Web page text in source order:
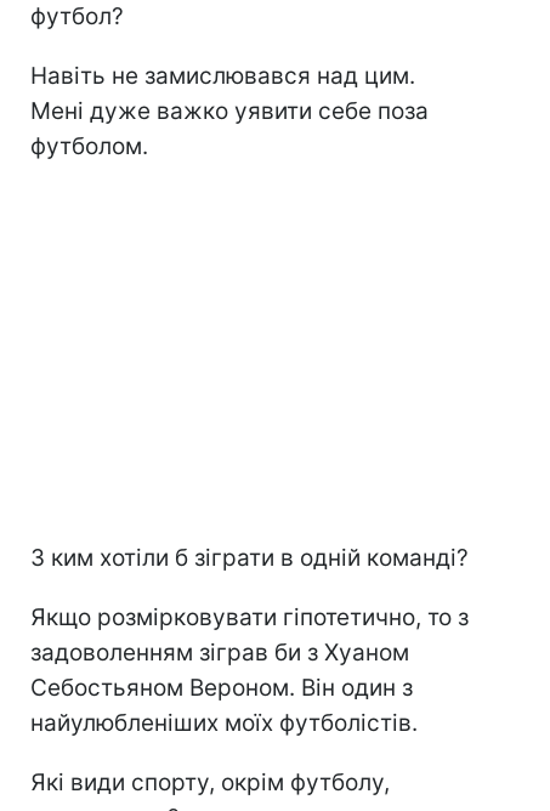
футбол?
Навіть не замислювався над цим.
Мені дуже важко уявити себе поза
футболом.
З ким хотіли б зіграти в одній команді?
Якщо розмірковувати гіпотетично, то з
задоволенням зіграв би з Хуаном
Себостьяном Вероном. Він один з
найулюбленіших моїх футболістів.
Які види спорту, окрім футболу,